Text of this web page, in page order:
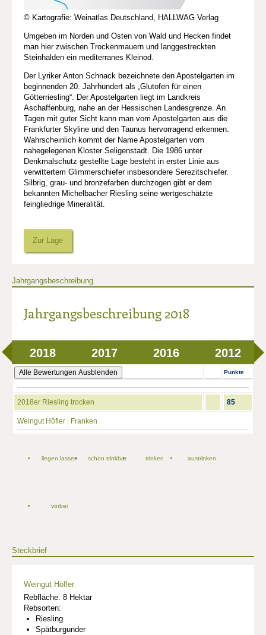
© Kartografie: Weinatlas Deutschland, HALLWAG Verlag
Umgeben im Norden und Osten von Wald und Hecken findet
man hier zwischen Trockenmauern und langgestreckten
Steinhalden ein mediterranes Kleinod.
Der Lyriker Anton Schnack bezeichnete den Apostelgarten im
beginnenden 20. Jahrhundert als „Glutofen für einen
Götterriesling“. Der Apostelgarten liegt im Landkreis
Aschaffenburg, nahe an der Hessischen Landesgrenze. An
Tagen mit guter Sicht kann man vom Apostelgarten aus die
Frankfurter Skyline und den Taunus hervorragend erkennen.
Wahrscheinlich kommt der Name Apostelgarten vom
nahegelegenen Kloster Seligenstadt. Die 1986 unter
Denkmalschutz gestellte Lage besteht in erster Linie aus
verwittertem Glimmerschiefer insbesondere Serezitschiefer.
Silbrig, grau- und bronzefarben durchzogen gibt er dem
bekannten Michelbacher Riesling seine wertgeschätzte
feingliedrige Mineralität.
Zur Lage
Jahrgangsbeschreibung
Jahrgangsbeschreibung 2018
2018 2017 2016 2012
Alle Bewertungen Ausblenden Punkte
2018er Riesling trocken 85
Weingut Höfler Franken
liegen lassen schon trinkbar trinken austrinken
vorbei
Steckbrief
Weingut Höfler
Rebfläche: 8 Hektar
Rebsorten:
Riesling
Spätburgunder